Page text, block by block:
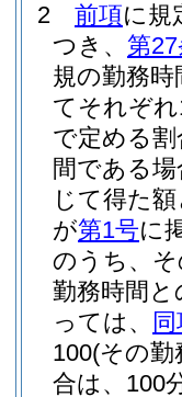
2
前項に規
つき、 第
規の勤務
てそれぞ
で定める割
間である
じて得た
が第1号に
のうち、
勤務時間
っては、
100(その勤
合は、100